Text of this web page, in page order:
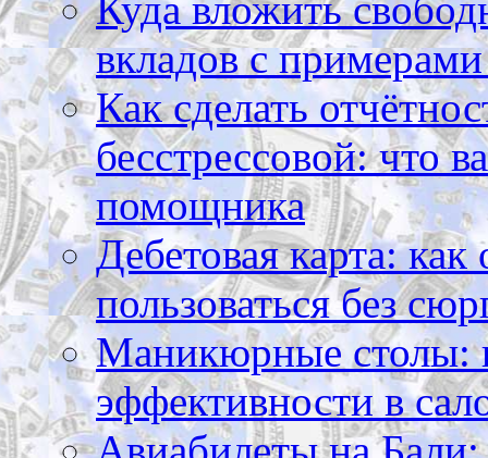
Куда вложить
вкладов с
Как сделать
бесстрессовой: что
помощника
Дебетовая карта:
пользоваться без
Маникюрные столы:
эффективности в